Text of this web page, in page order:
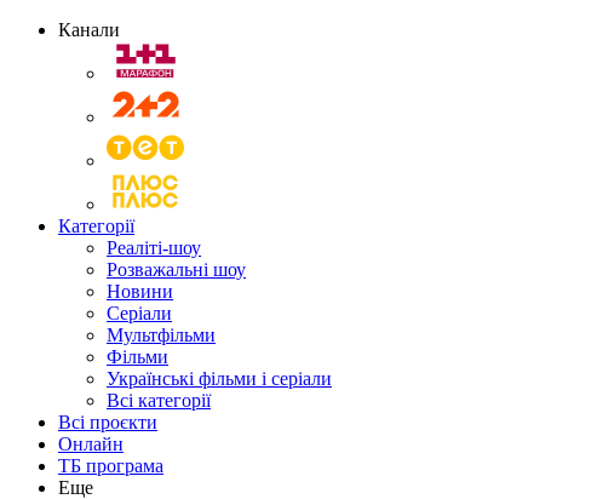
Канали
Категорії
Реаліті-шоу
Розважальні шоу
Новини
Серіали
Мультфільми
Фільми
Українські фільми і серіали
Всі категорії
Всі проєкти
Онлайн
ТБ програма
Еще